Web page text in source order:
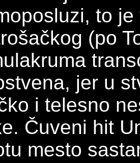
to
(po
jer u
i telesno
Čuveni hit
mesto